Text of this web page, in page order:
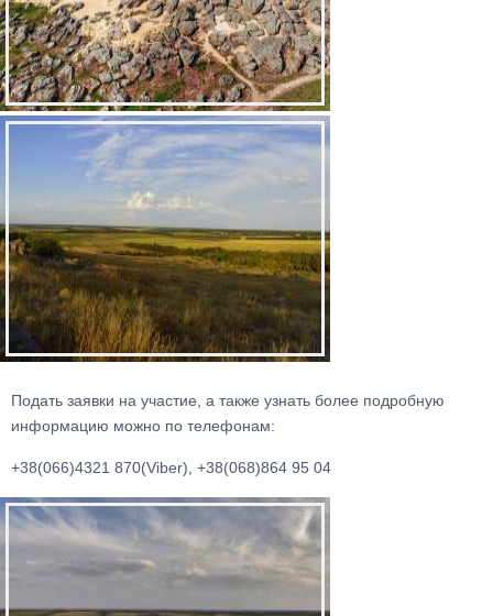
Подать заявки на участие, а также узнать более подробную
информацию можно по телефонам:
+38(066)4321 870(Viber), +38(068)864 95 04